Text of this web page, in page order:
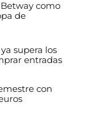
como
de
supera los
entradas
con